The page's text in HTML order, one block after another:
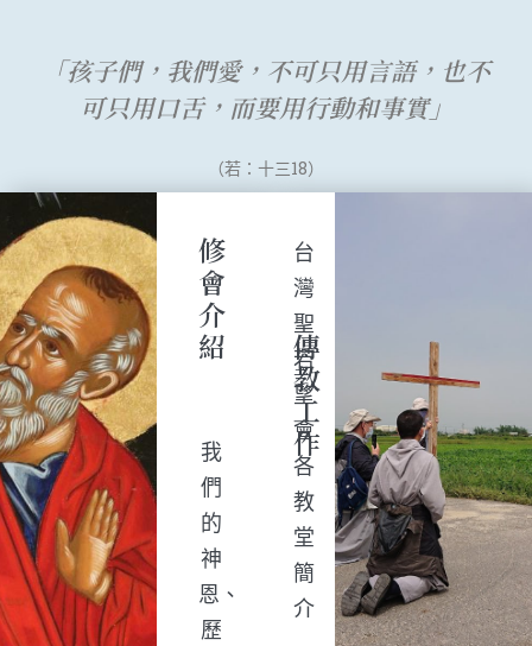
「孩子們，我們愛，不可只用言語，也不
可只用口舌，而要用行動和事實」
（若：十三18）
修
會
介
紹
我
們
的
神
恩、
歷
傳
教
工
作
台
灣
聖
若
望
會
各
教
堂
簡
介